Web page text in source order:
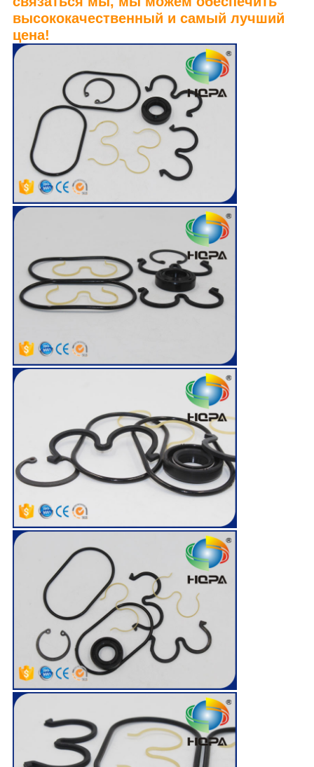
высококачественный и самый лучший
цена!